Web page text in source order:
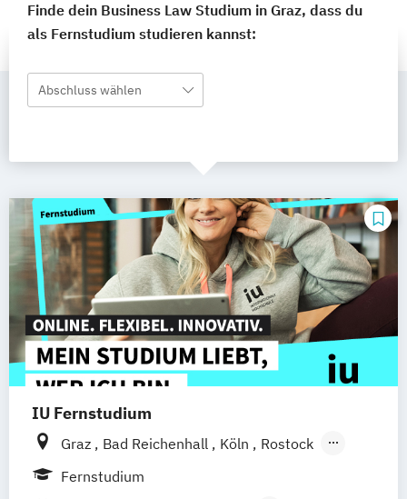
Finde dein Business Law Studium in Graz, dass du
als Fernstudium studieren kannst:
Abschluss wählen
IU Fernstudium
Graz Bad Reichenhall Köln
Rostock
Freiburg
Fernstudium